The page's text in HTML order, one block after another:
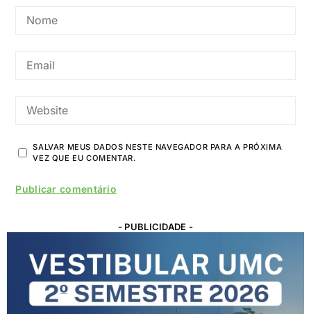
SALVAR MEUS DADOS NESTE NAVEGADOR PARA A PRÓXIMA
VEZ QUE EU COMENTAR.
- PUBLICIDADE -